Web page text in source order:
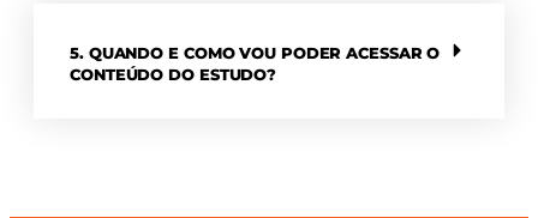
5. QUANDO E COMO VOU PODER ACESSAR O
CONTEÚDO DO ESTUDO?